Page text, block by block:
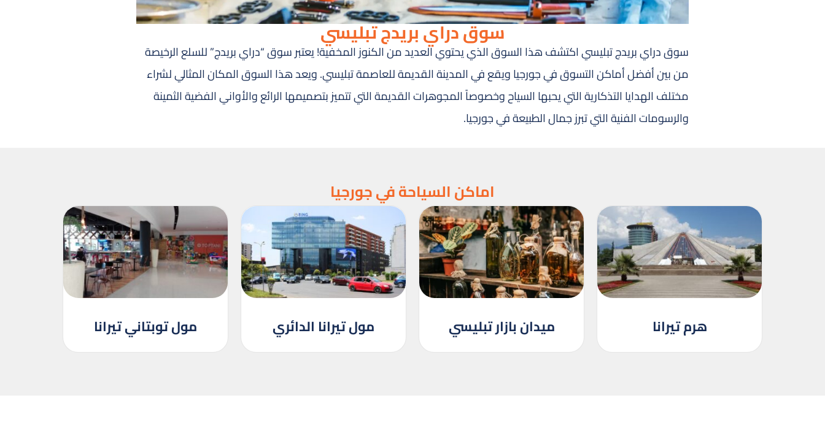
سوق دراي بريدج تبليسي
سوق دراي بريدج تبليسي اكتشف هذا السوق الذي يحتوي العديد من الكنوز المخفية! يعتبر سوق “دراي بريدج” للسلع الرخيصة
من بين أفضل أماكن التسوق في جورجيا ويقع في المدينة القديمة للعاصمة تبليسي. ويعد هذا السوق المكان المثالي لشراء
مختلف الهدايا التذكارية التي يحبها السياح وخصوصاً المجوهرات القديمة التي تتميز بتصميمها الرائع والأواني الفضية الثمينة
والرسومات الفنية التي تبرز جمال الطبيعة في جورجيا.
اماكن السياحة في جورجيا
هرم تيرانا ميدان بازار تبليسي مول تيرانا الدائري مول توبتاني تيرانا